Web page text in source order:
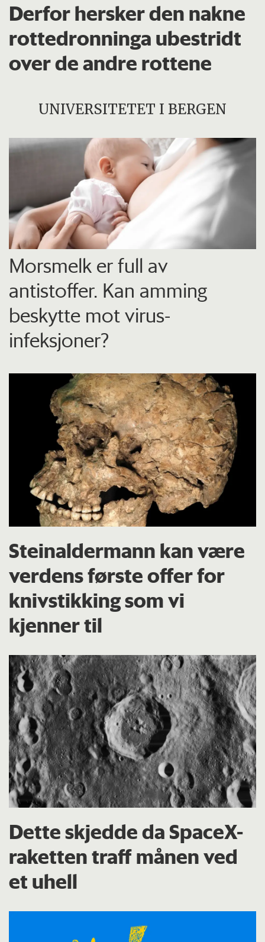
Derfor hersker den nakne
rottedronninga ubestridt
over de andre rottene
UNIVERSITETET I BERGEN
Morsmelk er full av
antistoffer. Kan amming
beskytte mot virus-
infeksjoner?
Steinaldermann kan være
verdens første offer for
knivstikking som vi
kjenner til
Dette skjedde da SpaceX-
raketten traff månen ved
et uhell